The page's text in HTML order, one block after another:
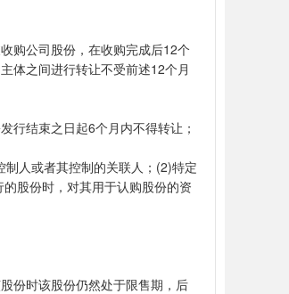
购公司股份，在收购完成后12个
体之间进行转让不受前述12个月
行结束之日起6个月内不得转让；
人或者其控制的关联人；(2)特定
股份时，对其用于认购股份的资
份时该股份仍然处于限售期，后